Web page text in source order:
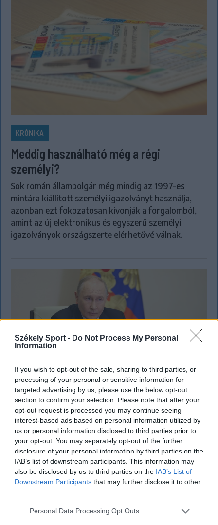
Székely Sport - Do Not Process My Personal
Information
If you wish to opt-out of the sale, sharing to third parties, or
processing of your personal or sensitive information for
targeted advertising by us, please use the below opt-out
section to confirm your selection. Please note that after your
opt-out request is processed you may continue seeing
interest-based ads based on personal information utilized by
us or personal information disclosed to third parties prior to
your opt-out. You may separately opt-out of the further
disclosure of your personal information by third parties on the
IAB’s list of downstream participants. This information may
also be disclosed by us to third parties on the IAB’s List of
Downstream Participants that may further disclose it to other
Personal Data Processing Opt Outs
KRÓNIKA
Meddig használható még a régi
személyi?
Sok román állampolgár még mindig az 1997-es
mintára kiállított személyi igazolványt használja,
azonban ezt fokozatosan kivonják a forgalomból,
amint az új elektronikus és egyszerű személyi
igazolványok országszerte elérhetővé válnak.
KRÓNIKA
Putyin egy NATO-tagállam
megtámadására készül az amerikai
hírszerzés szerint
A legfrissebb amerikai hírszerzési értékelések
szerint Vlagyimir Putyin orosz elnök a következő
néhány évben korlátozott támadást indíthat egy
NATO-tagállam ellen, hogy próbára tegye a katonai